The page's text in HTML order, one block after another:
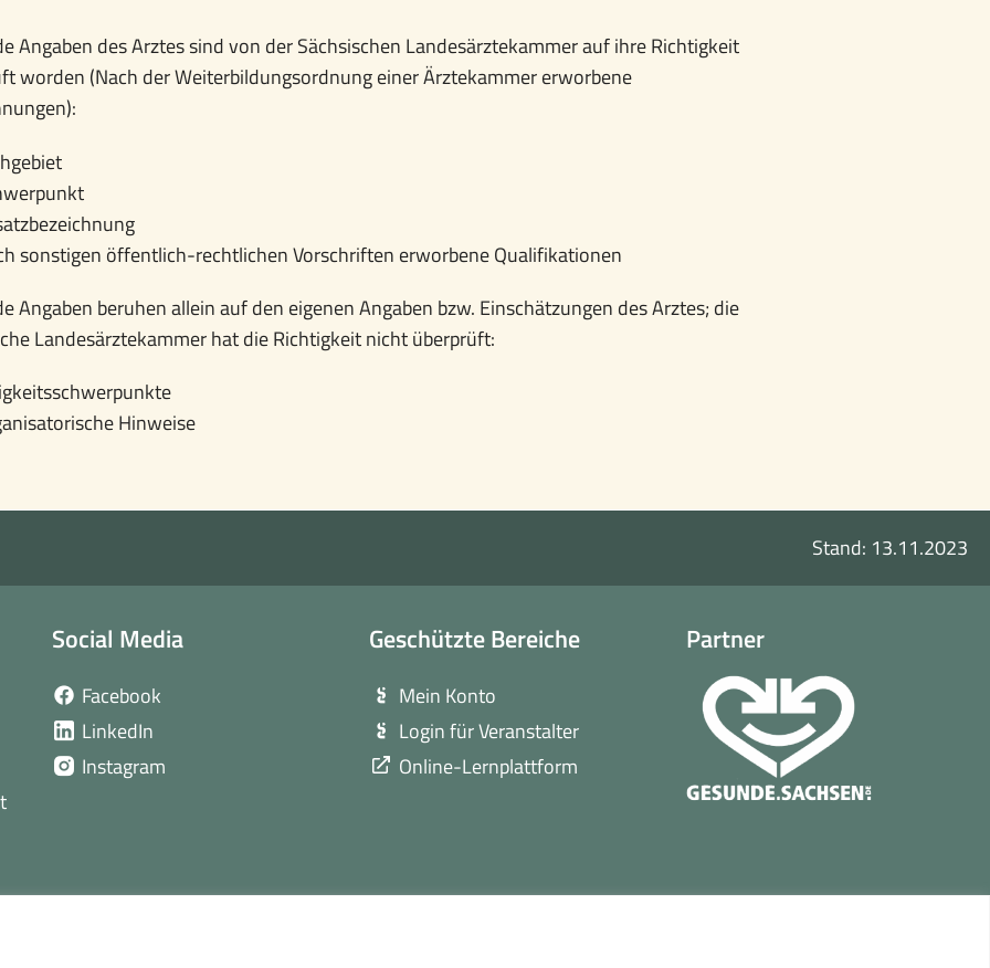
Angaben des Arztes sind von der Sächsischen Landesärztekammer auf ihre Richtigkeit
worden (Nach der Weiterbildungsordnung einer Ärztekammer erworbene
sonstigen öffentlich-rechtlichen Vorschriften erworbene Qualifikationen
Angaben beruhen allein auf den eigenen Angaben bzw. Einschätzungen des Arztes; die
Landesärztekammer hat die Richtigkeit nicht überprüft:
Hinweise
Stand: 13.11.2023
Social Media
Facebook
neuem
LinkedIn
in
Instagram
Geschützte Bereiche
Mein Konto
Login für Veranstalter
Online-Lernplattform
Partner